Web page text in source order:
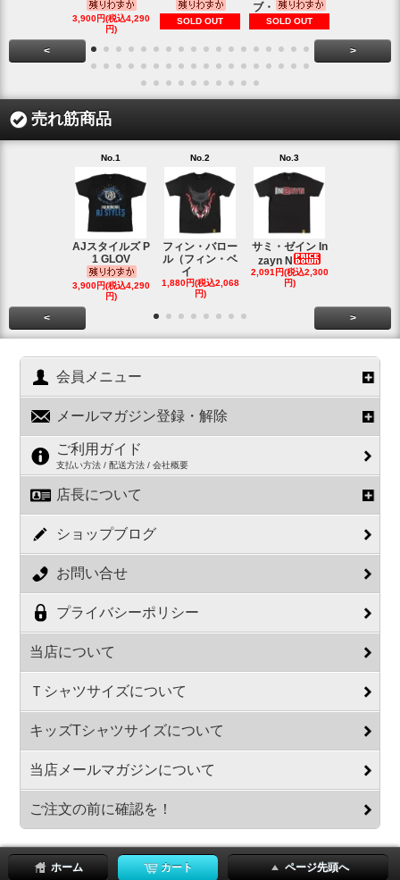
3,900円(税込4,290
円)
SOLD OUT
ブ・
SOLD OUT
< >
売れ筋商品
No.1
AJスタイルズ P
1 GLOV
3,900円(税込4,290
円)
No.2
フィン・バロー
ル（フィン・ベ
イ
1,880円(税込2,068
円)
No.3
サミ・ゼイン In
zayn N
2,091円(税込2,300
円)
< >
会員メニュー
メールマガジン登録・解除
ご利用ガイド
支払い方法 / 配送方法 / 会社概要
店長について
ショップブログ
お問い合せ
プライバシーポリシー
当店について
Ｔシャツサイズについて
キッズTシャツサイズについて
当店メールマガジンについて
ご注文の前に確認を！
ホーム カート ページ先頭へ